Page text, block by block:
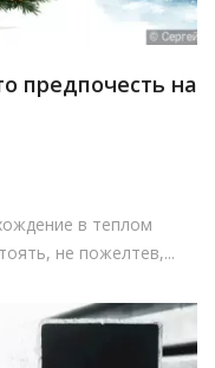
предпочесть на
в теплом
не пожелтев,...